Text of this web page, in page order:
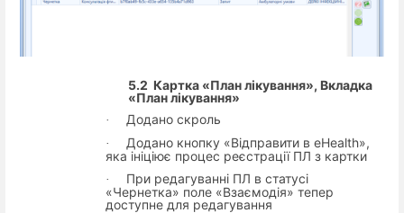
5.2 Картка «План лікування», Вкладка
«План лікування»
· Додано скроль
·
Додано кнопку «Відправити в eHealth»,
яка ініціює процес реєстрації ПЛ з картки
·
При редагуванні ПЛ в статусі
«Чернетка» поле «Взаємодія» тепер
доступне для редагування